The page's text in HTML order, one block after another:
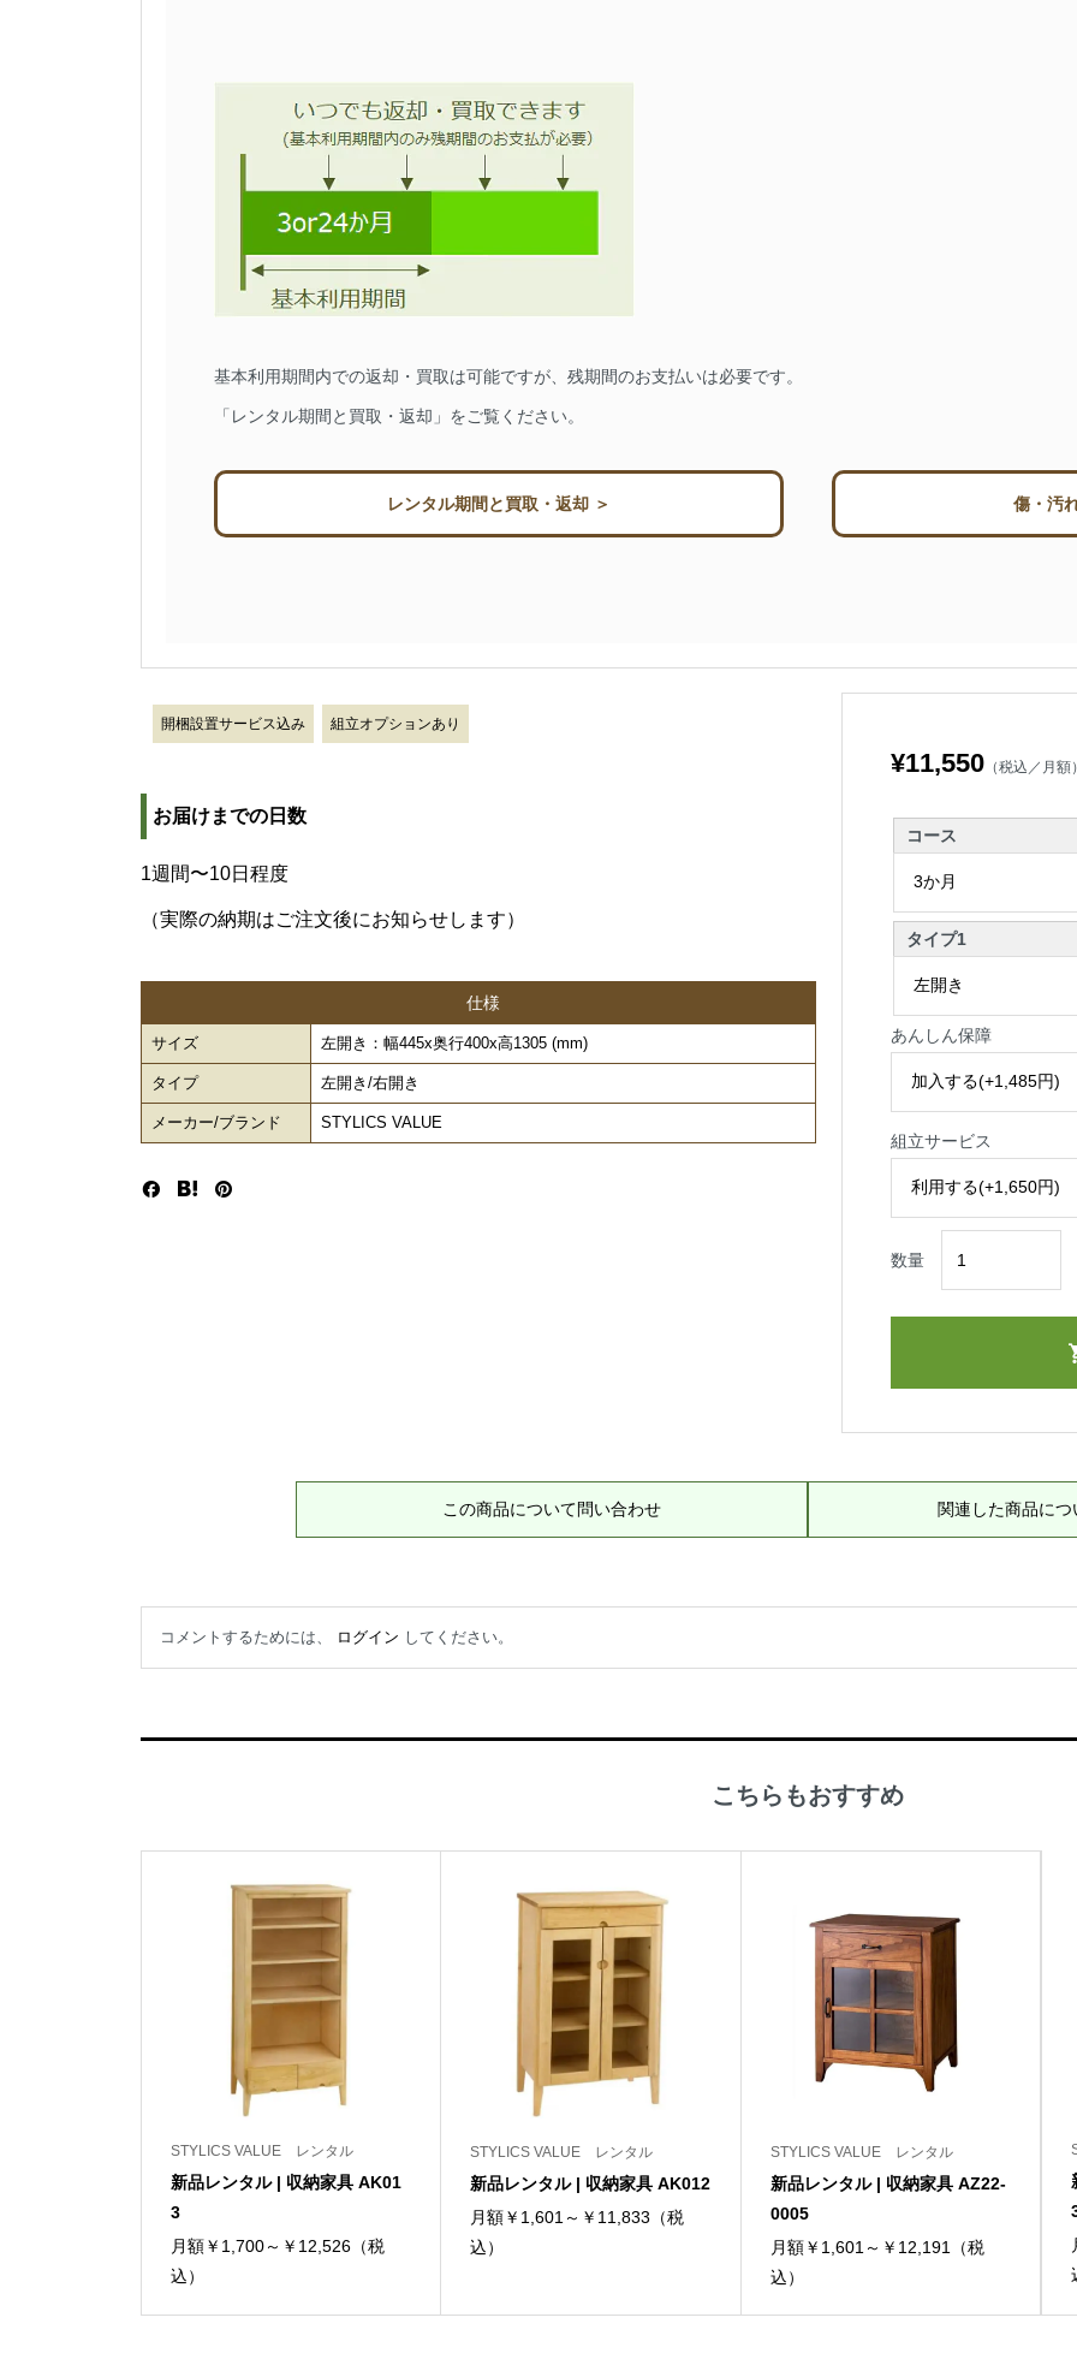
基本利用期間内での返却・買取は可能ですが、残期間のお支払いは必要です。
「レンタル期間と買取・返却」をご覧ください。
レンタル期間と買取・返却 ＞ 傷・汚
開梱設置サービス込み 組立オプションあり
お届けまでの日数
1週間〜10日程度
（実際の納期はご注文後にお知らせします）
仕様
サイズ 左開き：幅445x奥行400x高1305 (mm)
タイプ 左開き/右開き
メーカー/ブランド STYLICS VALUE
¥11,550（税込／月額
コース
タイプ1
あんしん保障
組立サービス
数量
この商品について問い合わせ 関連した商品に
コメントするためには、 ログイン してください。
こちらもおすすめ
STYLICS VALUE レンタル
新品レンタル | 収納家具 AK01
3
月額￥1,700～￥12,526（税
込）
STYLICS VALUE レンタル
新品レンタル | 収納家具 AK012
月額￥1,601～￥11,833（税
込）
STYLICS VALUE レンタル
新品レンタル | 収納家具 AZ22-
0005
月額￥1,601～￥12,191（税
込）